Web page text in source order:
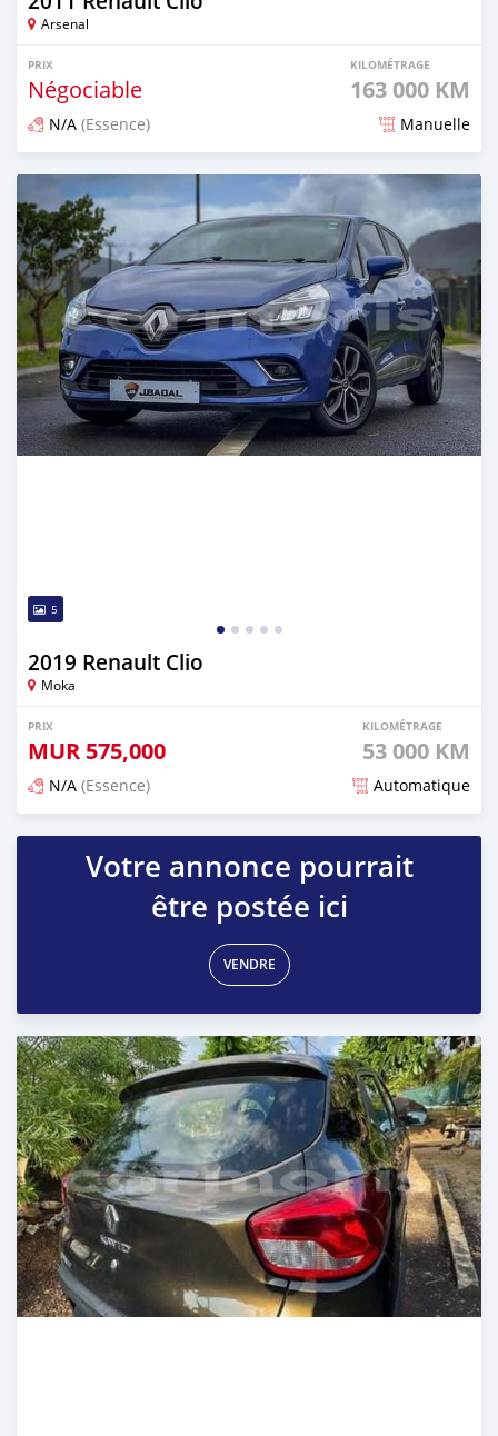
Arsenal
PRIX
Négociable
KILOMÉTRAGE
163 000 KM
N/A (Essence) Manuelle
Publié il y a plus d'un an
5
2019 Renault Clio
Moka
PRIX
MUR 575,000
KILOMÉTRAGE
53 000 KM
N/A (Essence) Automatique
Publié il y a plus d'un an
Votre annonce pourrait
être postée ici
VENDRE